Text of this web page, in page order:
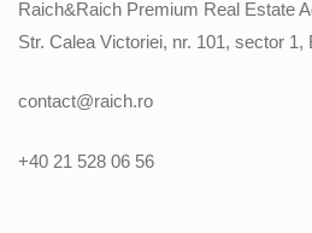
Raich&Raich Premium Real Estate
Str. Calea Victoriei, nr. 101, sector 1,
contact@raich.ro
+40 21 528 06 56